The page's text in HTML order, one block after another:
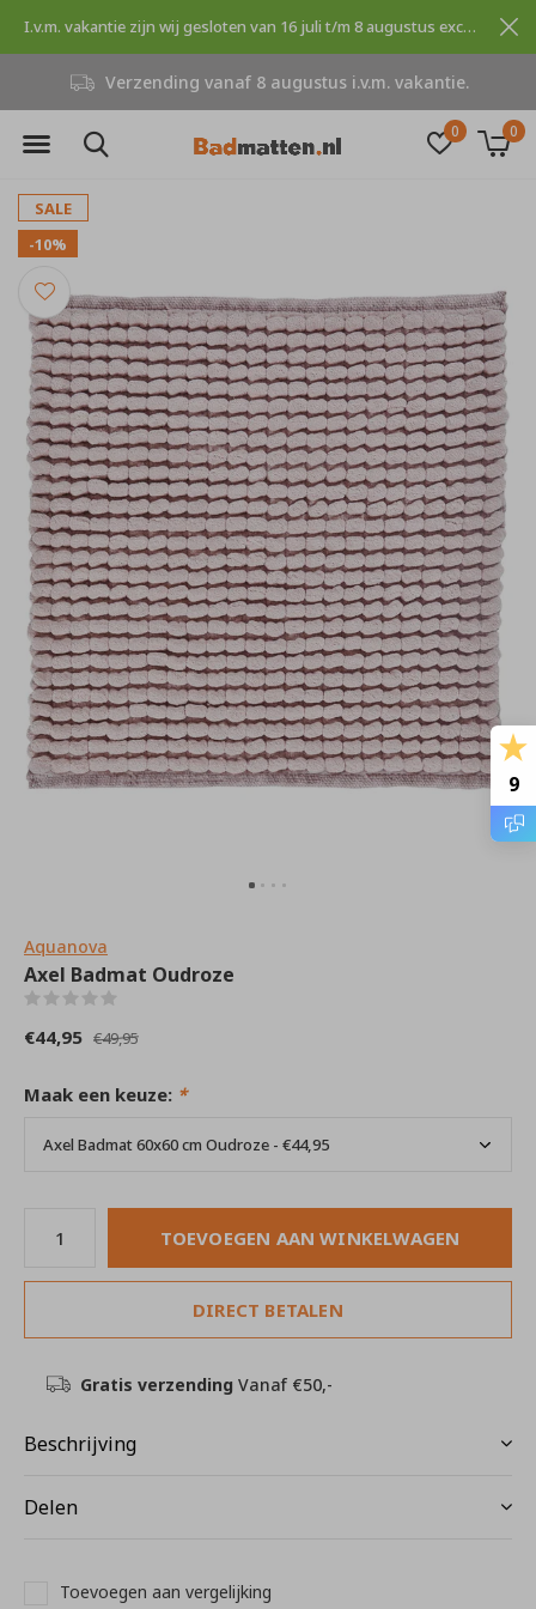
0 0
Verzending vanaf 8 augustus i.v.m. vakantie.
I.v.m. vakantie zijn wij gesloten van 16 juli t/m 8 augustus excuses voor dit ongemak.
SALE
-10%
Aquanova
Axel Badmat Oudroze
€44,95 €49,95
Maak een keuze: *
TOEVOEGEN AAN WINKELWAGEN
DIRECT BETALEN
Gratis verzending Vanaf €50,-
Beschrijving
Delen
Toevoegen aan vergelijking
9